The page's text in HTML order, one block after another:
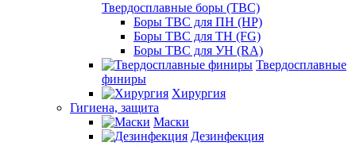
Твердосплавные боры (ТВС)
Боры ТВС для ПН (HP)
Боры ТВС для ТН (FG)
Боры ТВС для УН (RA)
Твердосплавные
финиры
Хирургия
Гигиена, защита
Маски
Дезинфекция